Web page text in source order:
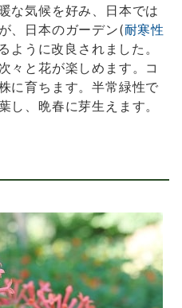
な気候を好み、日本では
、日本のガーデン(耐寒性
ように改良されました。
々と花が楽しめます。コ
に育ちます。半常緑性で
し、晩春に芽生えます。